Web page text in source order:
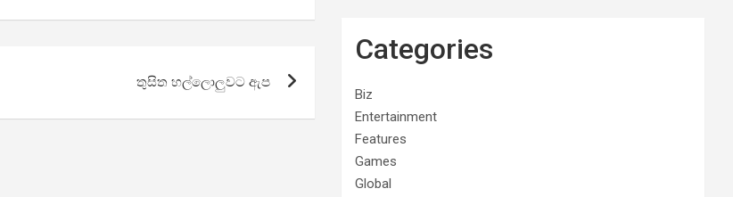
තුසිත හල්ලොලුවට ඇප
Categories
Biz
Entertainment
Features
Games
Global